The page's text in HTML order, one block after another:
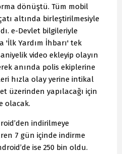
dönüştü. Tüm mobil
altında birleştirilmesiyle
e-Devlet bilgileriyle
Yardım İhbarı' tek
video ekleyip olayın
anında polis ekiplerine
hızla olay yerine intikal
üzerinden yapılacağı için
olacak.
indirilmeye
7 gün içinde indirme
ise 250 bin oldu.